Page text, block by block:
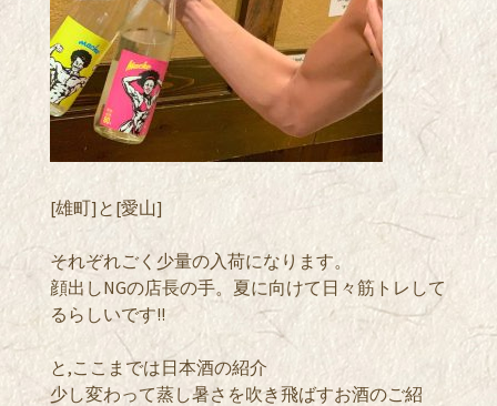
[雄町]と[愛山]
それぞれごく少量の入荷になります。
顔出しNGの店長の手。夏に向けて日々筋トレして
るらしいです!!
と,ここまでは日本酒の紹介
少し変わって蒸し暑さを吹き飛ばすお酒のご紹